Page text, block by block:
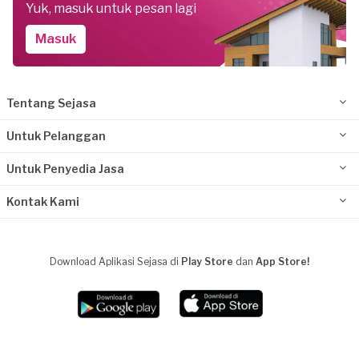
Yuk, masuk untuk pesan lagi
Masuk
Tentang Sejasa
Untuk Pelanggan
Untuk Penyedia Jasa
Kontak Kami
Download Aplikasi Sejasa di Play Store dan App Store!